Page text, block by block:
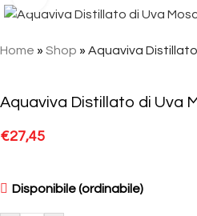
Home » Shop » Aquaviva
Aquaviva Distillato di Uva
€27,45
Disponibile (ordinabile)